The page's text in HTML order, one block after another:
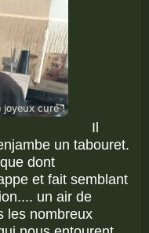
Il
un tabouret.
dont
et fait semblant
un air de
les nombreux